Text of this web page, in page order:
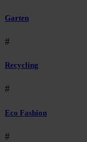
Garten
#
Recycling
#
Eco Fashion
#